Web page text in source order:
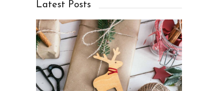
Latest Posts